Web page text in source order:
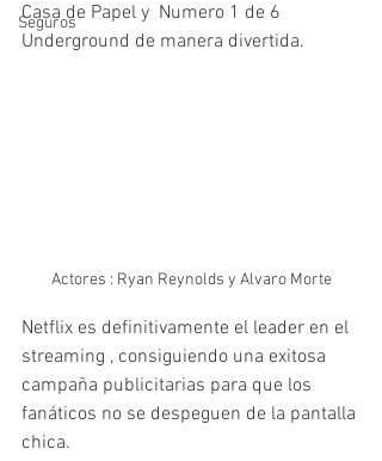
Seguros
Casa de Papel y  Numero 1 de 6
Underground de manera divertida.
Actores : Ryan Reynolds y Alvaro Morte
Netflix es definitivamente el leader en el
streaming , consiguiendo una exitosa
campaña publicitarias para que los
fanáticos no se despeguen de la pantalla
chica.